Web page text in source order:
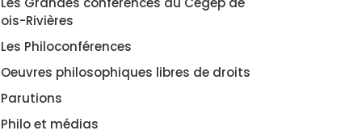
Rivières
Les Philoconférences
Oeuvres philosophiques libres de droits
Parutions
Philo et médias